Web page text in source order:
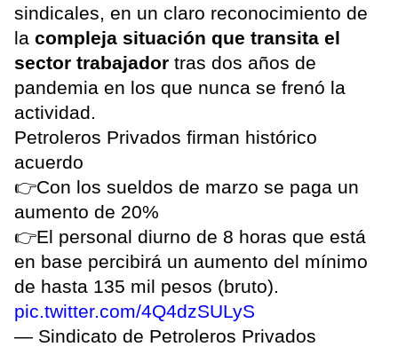
sindicales, en un claro reconocimiento de
la compleja situación que transita el
sector trabajador tras dos años de
pandemia en los que nunca se frenó la
actividad.
Petroleros Privados firman histórico
acuerdo
👉Con los sueldos de marzo se paga un
aumento de 20%
👉El personal diurno de 8 horas que está
en base percibirá un aumento del mínimo
de hasta 135 mil pesos (bruto).
pic.twitter.com/4Q4dzSULyS
— Sindicato de Petroleros Privados